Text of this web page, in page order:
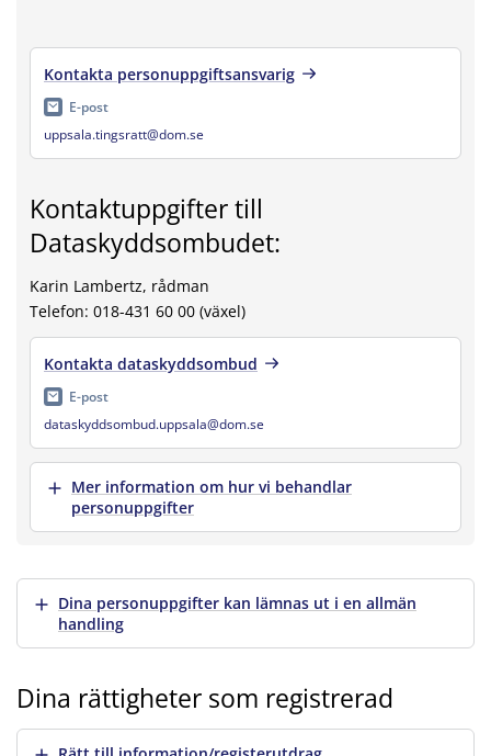
Kontakta personuppgiftsansvarig
E-post
uppsala.tingsratt@dom.se
Kontaktuppgifter till
Dataskyddsombudet:
Karin Lambertz, rådman
Telefon: 018-431 60 00 (växel)
Kontakta dataskyddsombud
E-post
dataskyddsombud.uppsala@dom.se
Visa merMer information om hur vi behandlar
personuppgifter
Visa merDina personuppgifter kan lämnas ut i en allmän
handling
Dina rättigheter som registrerad
Visa mer